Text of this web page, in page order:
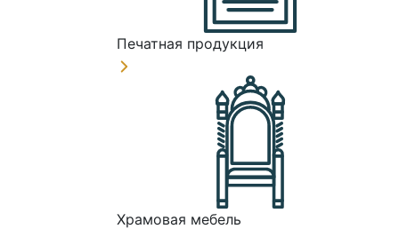
Печатная продукция
Храмовая мебель